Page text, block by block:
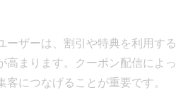
ーザーは、割引や特典を利用する
高まります。クーポン配信によっ
客につなげることが重要です。